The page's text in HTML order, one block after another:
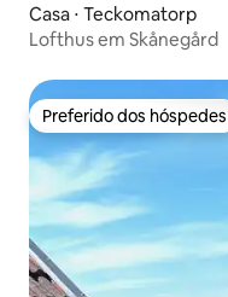
Casa ⋅ Teckomatorp
Lofthus em Skånegård
Preferido dos hóspedes
Preferido dos hóspedes